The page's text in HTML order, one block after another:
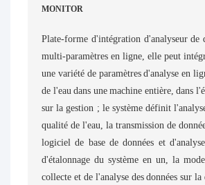
MONITOR
Plate-forme d'intégration d'analyseur de
multi-paramètres en ligne, elle peut
une variété de paramètres d'analyse en
de l'eau dans une machine entière, dans
sur la gestion ; le système définit
qualité de l'eau, la transmission de
logiciel de base de données et
d'étalonnage du système en un, la
collecte et de l'analyse des données sur